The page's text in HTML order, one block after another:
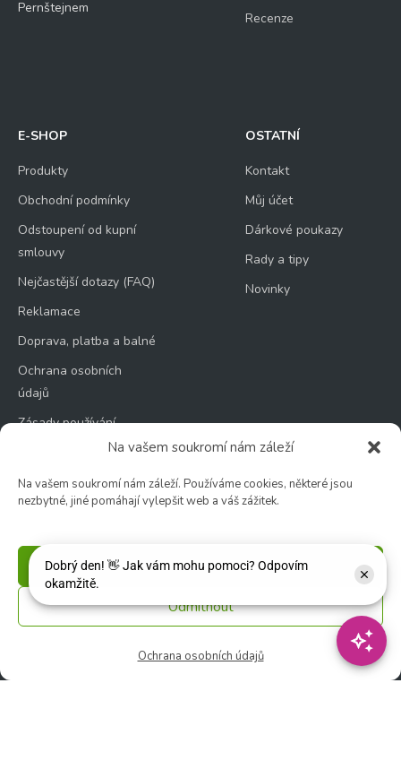
Na vašem soukromí nám záleží
Na vašem soukromí nám záleží. Používáme cookies, některé jsou
nezbytné, jiné pomáhají vylepšit web a váš zážitek.
Příjmout
Odmítnout
Ochrana osobních údajů
Pernštejnem
Recenze
E-SHOP
Produkty
Obchodní podmínky
Odstoupení od kupní
smlouvy
Nejčastější dotazy (FAQ)
Reklamace
Doprava, platba a balné
Ochrana osobních
údajů
Zásady používání
OSTATNÍ
Kontakt
Můj účet
Dárkové poukazy
Rady a tipy
Novinky
🕑 Po – Čt: 9:00 – 17:00
🚫 Neděle: ZAVŘENO